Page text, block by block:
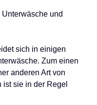
und
sich in einigen
Zum einen
anderen Art von
sie in der Regel